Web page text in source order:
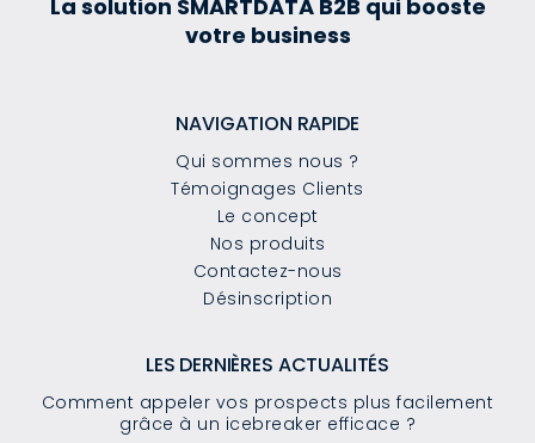
La solution SMARTDATA B2B qui booste
votre business
NAVIGATION RAPIDE
Qui sommes nous ?
Témoignages Clients
Le concept
Nos produits
Contactez-nous
Désinscription
LES DERNIÈRES ACTUALITÉS
Comment appeler vos prospects plus facilement
grâce à un icebreaker efficace ?